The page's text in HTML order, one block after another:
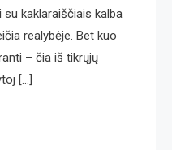
kaklaraiščiais kalba
realybėje. Bet kuo
– čia iš tikrųjų
[…]